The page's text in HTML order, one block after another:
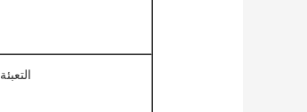
التعبئة